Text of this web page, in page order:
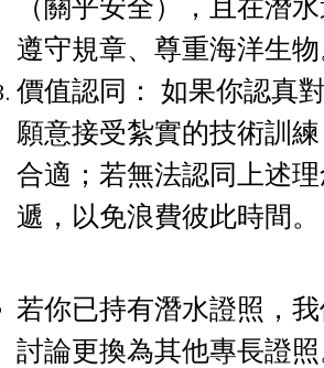
（關乎安全），且在潛
遵守規章、尊重海洋生物
價值認同： 如果你認真
願意接受紮實的技術訓
合適；若無法認同上述
遞，以免浪費彼此時間。
若你已持有潛水證照，
討論更換為其他專長證照